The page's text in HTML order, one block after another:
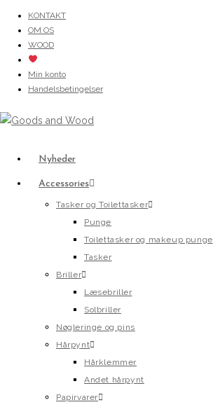
content
KONTAKT
OM OS
WOOD
Min konto
Handelsbetingelser
Nyheder
Accessories
Tasker og Toilettasker
Punge
Toilettasker og makeup punge
Tasker
Briller
Læsebriller
Solbriller
Nøgleringe og pins
Hårpynt
Hårklemmer
Andet hårpynt
Papirvarer